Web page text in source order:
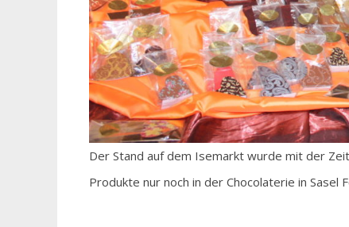
Der Stand auf dem Isemarkt wurde mit der
Produkte nur noch in der Chocolaterie in Sasel